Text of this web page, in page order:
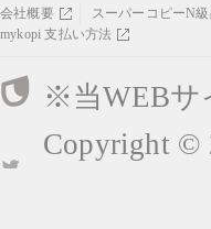
会社概要 スーパーコピーN級
mykopi 支払い方法
※当WEBサ
Copyright ©